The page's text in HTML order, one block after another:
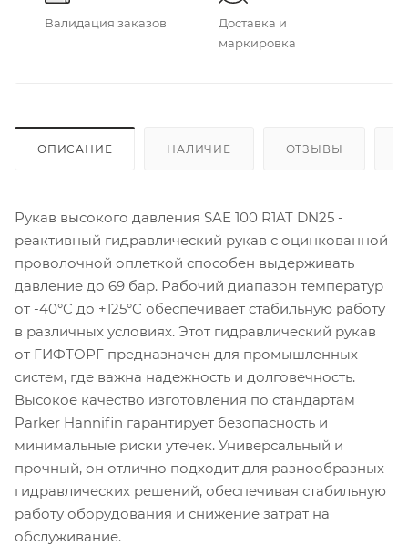
Валидация заказов
Доставка и
маркировка
ОПИСАНИЕ НАЛИЧИЕ ОТЗЫВЫ
Рукав высокого давления SAE 100 R1AT DN25 -
реактивный гидравлический рукав с оцинкованной
проволочной оплеткой способен выдерживать
давление до 69 бар. Рабочий диапазон температур
от -40°C до +125°C обеспечивает стабильную работу
в различных условиях. Этот гидравлический рукав
от ГИФТОРГ предназначен для промышленных
систем, где важна надежность и долговечность.
Высокое качество изготовления по стандартам
Parker Hannifin гарантирует безопасность и
минимальные риски утечек. Универсальный и
прочный, он отлично подходит для разнообразных
гидравлических решений, обеспечивая стабильную
работу оборудования и снижение затрат на
обслуживание.